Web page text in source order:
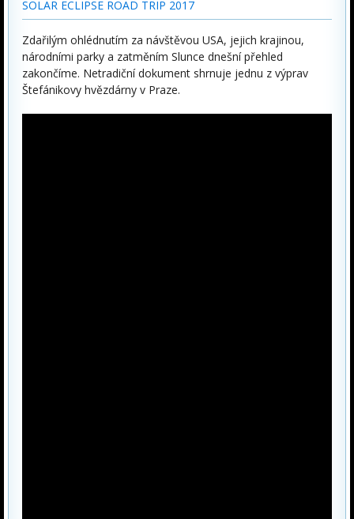
SOLAR ECLIPSE ROAD TRIP 2017
Zdařilým ohlédnutím za návštěvou USA, jejich krajinou,
národními parky a zatměním Slunce dnešní přehled
zakončíme. Netradiční dokument shrnuje jednu z výprav
Štefánikovy hvězdárny v Praze.